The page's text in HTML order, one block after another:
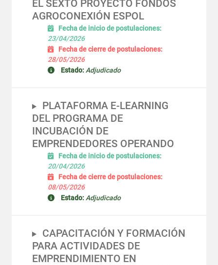
EL SEXTO PROYECTO FONDOS
AGROCONEXIÓN ESPOL
Fecha de inicio de postulaciones:
23/04/2026
Fecha de cierre de postulaciones:
28/05/2026
Estado: Adjudicado
PLATAFORMA E-LEARNING
DEL PROGRAMA DE
INCUBACIÓN DE
EMPRENDEDORES OPERANDO
Fecha de inicio de postulaciones:
20/04/2026
Fecha de cierre de postulaciones:
08/05/2026
Estado: Adjudicado
CAPACITACIÓN Y FORMACIÓN
PARA ACTIVIDADES DE
EMPRENDIMIENTO EN